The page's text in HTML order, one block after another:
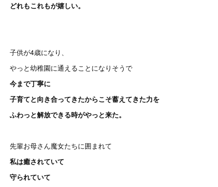
どれもこれもが嬉しい。
子供が4歳になり、
やっと幼稚園に通えることになりそうで
今まで丁寧に
子育てと向き合ってきたからこそ蓄えてきた力を
ふわっと解放できる時がやっと来た。
先輩お母さん魔女たちに囲まれて
私は癒されていて
守られていて